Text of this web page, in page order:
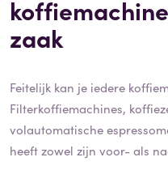
zaak
Feitelijk kan je iedere
Filterkoffiemachines,
volautomatische
heeft zowel zijn voor- als